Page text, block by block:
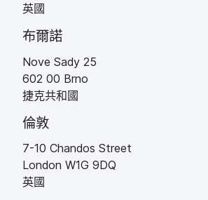
英國
布爾諾
Nove Sady 25
602 00 Brno
捷克​共和國
倫敦
7-10 Chandos Street
London W1G 9DQ
英國